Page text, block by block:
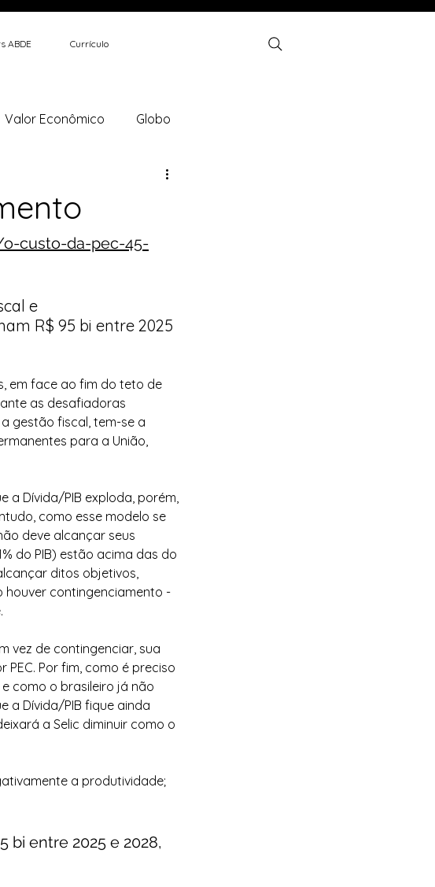
ABDE Currículo
Valor Econômico Globo
SciElo Brasil
Biodieselbr Brasil Energia
custo-da-pec-45-
e
R$ 95 bi entre 2025
em face ao fim do teto de
as desafiadoras
gestão fiscal, tem-se a
para a União,
a Dívida/PIB exploda, porém,
como esse modelo se
deve alcançar seus
do PIB) estão acima das do
ditos objetivos,
houver contingenciamento -
vez de contingenciar, sua
Por fim, como é preciso
como o brasileiro já não
a Dívida/PIB fique ainda
a Selic diminuir como o
a produtividade;
bi entre 2025 e 2028,